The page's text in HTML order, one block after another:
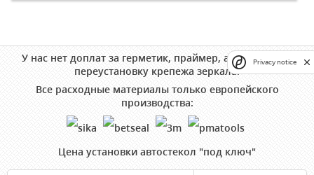
У нас нет доплат за герметик, праймер, аппликатор и
переустановку крепежа зеркала!
Все расходные материалы только европейского
производства:
Цена установки автостекол "под ключ"
Privacy notice